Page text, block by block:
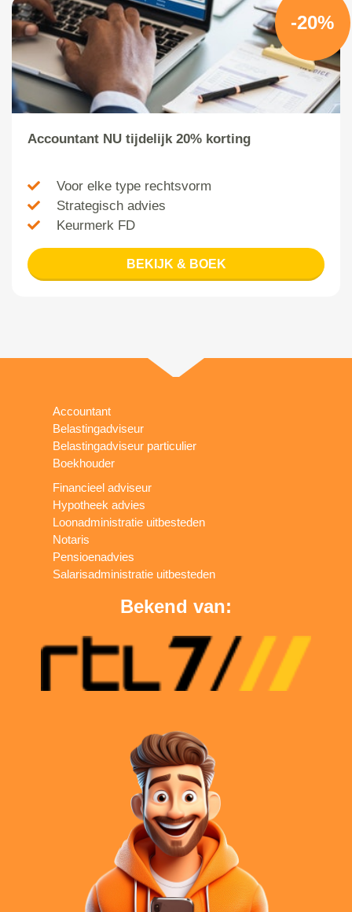
-20%
Accountant NU tijdelijk 20% korting
Voor elke type rechtsvorm
Strategisch advies
Keurmerk FD
BEKIJK & BOEK
Accountant
Belastingadviseur
Belastingadviseur particulier
Boekhouder
Financieel adviseur
Hypotheek advies
Loonadministratie uitbesteden
Notaris
Pensioenadvies
Salarisadministratie uitbesteden
Bekend van: